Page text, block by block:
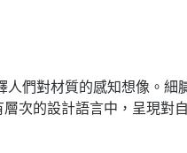
們對材質的感知想像。
次的設計語言中，呈現對